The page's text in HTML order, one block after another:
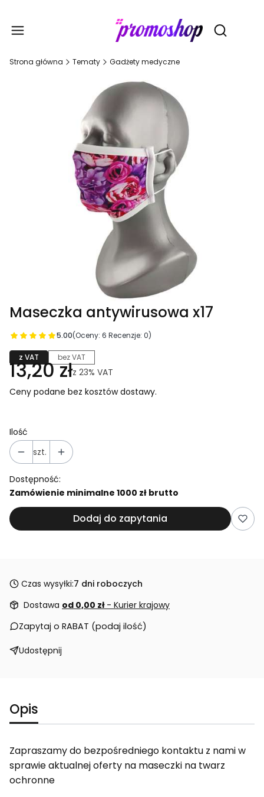
Otwórz
Strona główna Tematy Gadżety medyczne
Maseczka antywirusowa x17
5.00(Oceny: 6 Recenzje: 0)
z VAT bez VAT
13,20 złz 23% VAT
Ceny podane bez kosztów dostawy.
Ilość
szt.
Dostępność:
Zamówienie minimalne 1000 zł brutto
Dodaj do zapytania
Czas wysyłki:7 dni roboczych
Dostawa od 0,00 zł - Kurier krajowy
Zapytaj o RABAT (podaj ilość)
Udostępnij
Opis
Zapraszamy do bezpośredniego kontaktu z nami w
sprawie aktualnej oferty na maseczki na twarz
ochronne